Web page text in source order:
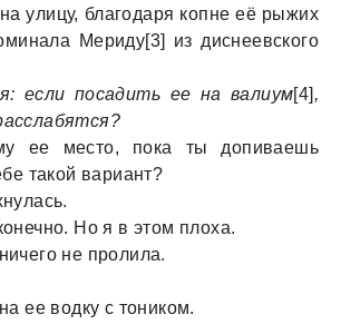
улицу, благодаря копне её рыжих
Мериду[3] из диснеевского
если посадить ее на валиум[4] ,
ее место, пока ты допиваешь
такой вариант?
Но я в этом плоха.
не пролила.
ее водку с тоником.